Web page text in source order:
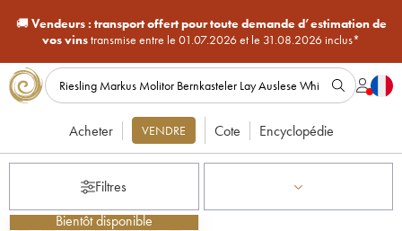
🚚Vendeurs : transport offert pour toute demande d’estimation de
vos vinstransmise entre le 01.07.2026 et le 31.08.2026 inclus*
Acheter VENDRE Cote Encyclopédie
Filtres
Bientôt disponible